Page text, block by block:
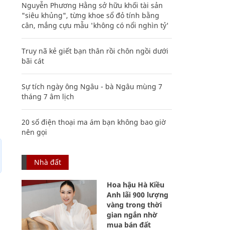
Nguyễn Phương Hằng sở hữu khối tài sản
"siêu khủng", từng khoe sổ đỏ tính bằng
cân, mắng cựu mẫu 'không có nổi nghìn tỷ'
Truy nã kẻ giết bạn thân rồi chôn ngồi dưới
bãi cát
Sự tích ngày ông Ngâu - bà Ngâu mùng 7
tháng 7 âm lịch
20 số điện thoại ma ám bạn không bao giờ
nên gọi
Nhà đất
Hoa hậu Hà Kiều
Anh lãi 900 lượng
vàng trong thời
gian ngắn nhờ
mua bán đất